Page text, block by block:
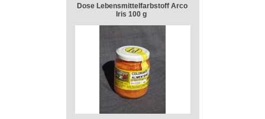
Dose Lebensmittelfarbstoff Arco
Iris 100 g